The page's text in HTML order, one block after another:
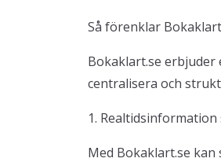
Så förenklar
Bokaklart.se erbjuder
centralisera och
1. Realtidsinformation
Med Bokaklart.se